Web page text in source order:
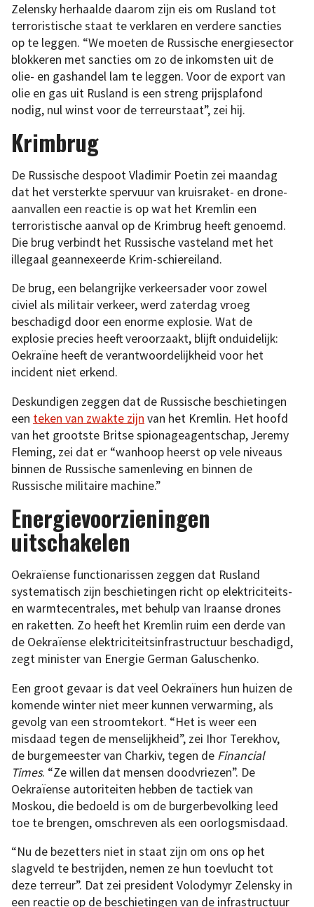
Zelensky herhaalde daarom zijn eis om Rusland tot
terroristische staat te verklaren en verdere sancties
op te leggen. “We moeten de Russische energiesector
blokkeren met sancties om zo de inkomsten uit de
olie- en gashandel lam te leggen. Voor de export van
olie en gas uit Rusland is een streng prijsplafond
nodig, nul winst voor de terreurstaat”, zei hij.
Krimbrug
De Russische despoot Vladimir Poetin zei maandag
dat het versterkte spervuur van kruisraket- en drone-
aanvallen een reactie is op wat het Kremlin een
terroristische aanval op de Krimbrug heeft genoemd.
Die brug verbindt het Russische vasteland met het
illegaal geannexeerde Krim-schiereiland.
De brug, een belangrijke verkeersader voor zowel
civiel als militair verkeer, werd zaterdag vroeg
beschadigd door een enorme explosie. Wat de
explosie precies heeft veroorzaakt, blijft onduidelijk:
Oekraïne heeft de verantwoordelijkheid voor het
incident niet erkend.
Deskundigen zeggen dat de Russische beschietingen
een teken van zwakte zijn van het Kremlin. Het hoofd
van het grootste Britse spionageagentschap, Jeremy
Fleming, zei dat er “wanhoop heerst op vele niveaus
binnen de Russische samenleving en binnen de
Russische militaire machine.”
Energievoorzieningen
uitschakelen
Oekraïense functionarissen zeggen dat Rusland
systematisch zijn beschietingen richt op elektriciteits-
en warmtecentrales, met behulp van Iraanse drones
en raketten. Zo heeft het Kremlin ruim een derde van
de Oekraïense elektriciteitsinfrastructuur beschadigd,
zegt minister van Energie German Galuschenko.
Een groot gevaar is dat veel Oekraïners hun huizen de
komende winter niet meer kunnen verwarming, als
gevolg van een stroomtekort. “Het is weer een
misdaad tegen de menselijkheid”, zei Ihor Terekhov,
de burgemeester van Charkiv, tegen de Financial
Times. “Ze willen dat mensen doodvriezen”. De
Oekraïense autoriteiten hebben de tactiek van
Moskou, die bedoeld is om de burgerbevolking leed
toe te brengen, omschreven als een oorlogsmisdaad.
“Nu de bezetters niet in staat zijn om ons op het
slagveld te bestrijden, nemen ze hun toevlucht tot
deze terreur”. Dat zei president Volodymyr Zelensky in
een reactie op de beschietingen van de infrastructuur